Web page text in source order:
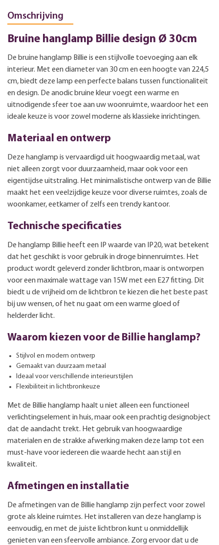
Omschrijving
Bruine hanglamp Billie design Ø 30cm
De bruine hanglamp Billie is een stijlvolle toevoeging aan elk
interieur. Met een diameter van 30 cm en een hoogte van 224,5
cm, biedt deze lamp een perfecte balans tussen functionaliteit
en design. De anodic bruine kleur voegt een warme en
uitnodigende sfeer toe aan uw woonruimte, waardoor het een
ideale keuze is voor zowel moderne als klassieke inrichtingen.
Materiaal en ontwerp
Deze hanglamp is vervaardigd uit hoogwaardig metaal, wat
niet alleen zorgt voor duurzaamheid, maar ook voor een
eigentijdse uitstraling. Het minimalistische ontwerp van de Billie
maakt het een veelzijdige keuze voor diverse ruimtes, zoals de
woonkamer, eetkamer of zelfs een trendy kantoor.
Technische specificaties
De hanglamp Billie heeft een IP waarde van IP20, wat betekent
dat het geschikt is voor gebruik in droge binnenruimtes. Het
product wordt geleverd zonder lichtbron, maar is ontworpen
voor een maximale wattage van 15W met een E27 fitting. Dit
biedt u de vrijheid om de lichtbron te kiezen die het beste past
bij uw wensen, of het nu gaat om een warme gloed of
helderder licht.
Waarom kiezen voor de Billie hanglamp?
Stijlvol en modern ontwerp
Gemaakt van duurzaam metaal
Ideaal voor verschillende interieurstijlen
Flexibiliteit in lichtbronkeuze
Met de Billie hanglamp haalt u niet alleen een functioneel
verlichtingselement in huis, maar ook een prachtig designobject
dat de aandacht trekt. Het gebruik van hoogwaardige
materialen en de strakke afwerking maken deze lamp tot een
must-have voor iedereen die waarde hecht aan stijl en
kwaliteit.
Afmetingen en installatie
De afmetingen van de Billie hanglamp zijn perfect voor zowel
grote als kleine ruimtes. Het installeren van deze hanglamp is
eenvoudig, en met de juiste lichtbron kunt u onmiddellijk
genieten van een sfeervolle ambiance. Zorg ervoor dat u de